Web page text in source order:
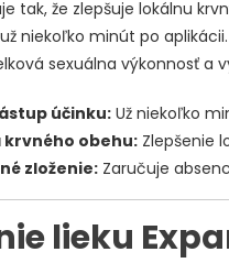
tak, že zlepšuje lokálnu
niekoľko minút po
sexuálna výkonnosť a
účinku: Už niekoľko
krvného obehu: Zlepšenie
zloženie: Zaručuje
lieku